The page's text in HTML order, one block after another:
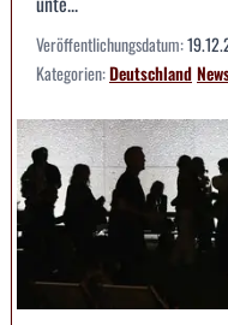
Veröffentlichungsdatum:
Kategorien:Deutschland